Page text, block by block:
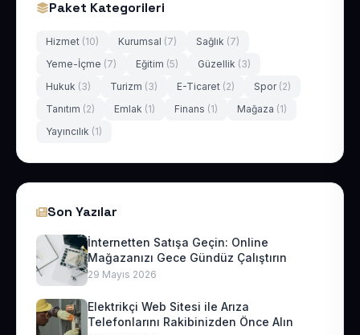
Paket Kategorileri
Hizmet (10) Kurumsal (7) Sağlık (7)
Yeme-İçme (7) Eğitim (5) Güzellik (3)
Hukuk (3) Turizm (3) E-Ticaret (2) Spor (2)
Tanıtım (2) Emlak (1) Finans (1) Mağaza (1)
Yayıncılık (1)
Son Yazılar
İnternetten Satışa Geçin: Online
Mağazanızı Gece Gündüz Çalıştırın
29 Mayıs 2026
Elektrikçi Web Sitesi ile Arıza
Telefonlarını Rakibinizden Önce Alın